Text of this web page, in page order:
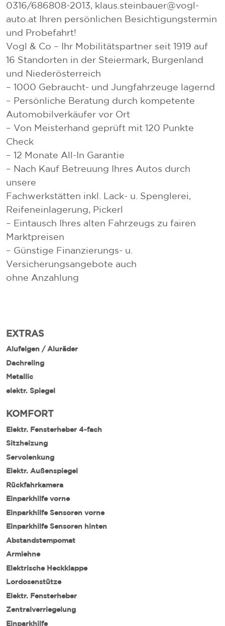
0316/686808-2013, klaus.steinbauer@vogl-
auto.at Ihren persönlichen Besichtigungstermin
und Probefahrt!
Vogl & Co – Ihr Mobilitätspartner seit 1919 auf
16 Standorten in der Steiermark, Burgenland
und Niederösterreich
– 1000 Gebraucht- und Jungfahrzeuge lagernd
– Persönliche Beratung durch kompetente
Automobilverkäufer vor Ort
– Von Meisterhand geprüft mit 120 Punkte
Check
– 12 Monate All-In Garantie
– Nach Kauf Betreuung Ihres Autos durch
unsere
Fachwerkstätten inkl. Lack- u. Spenglerei,
Reifeneinlagerung, Pickerl
– Eintausch Ihres alten Fahrzeugs zu fairen
Marktpreisen
– Günstige Finanzierungs- u.
Versicherungsangebote auch
ohne Anzahlung
EXTRAS
Alufelgen / Aluräder
Dachreling
Metallic
elektr. Spiegel
KOMFORT
Elektr. Fensterheber 4-fach
Sitzheizung
Servolenkung
Elektr. Außenspiegel
Rückfahrkamera
Einparkhilfe vorne
Einparkhilfe Sensoren vorne
Einparkhilfe Sensoren hinten
Abstandstempomat
Armlehne
Elektrische Heckklappe
Lordosenstütze
Elektr. Fensterheber
Zentralverriegelung
Einparkhilfe